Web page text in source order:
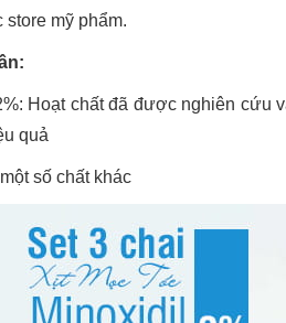
store mỹ phẩm.
Hoạt chất đã được nghiên cứu
quả
số chất khác